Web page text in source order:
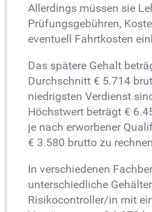
Allerdings müssen sie
Prüfungsgebühren,
eventuell Fahrtkosten
Das spätere Gehalt
Durchschnitt € 5.714
niedrigsten Verdienst
Höchstwert beträgt €
je nach erworbener
€ 3.580 brutto zu
In verschiedenen
unterschiedliche
Risikocontroller/in mit